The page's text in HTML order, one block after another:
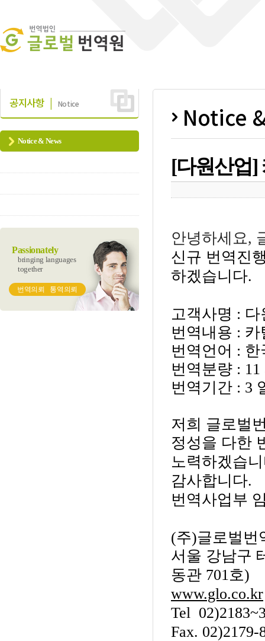
공지사항 | Notice
Notice & News
Passionately
bringing languages
together
번역의뢰 통역의뢰
Notice
[다원산업]
안녕하세요,
신규 번역진
하겠습니다.
고객사명 : 다
번 역내용 : 카
번역언어 : 한
번역분량 :
번역기간 : 3
저희 글로벌
정성을 다한
노력하겠습
감사합니다.
번역사업부
(주)글로벌번
서울 강남구
동관 701호)
www.glo.co.kr
Tel
Fax. 02)2179-